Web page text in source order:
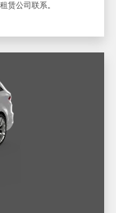
赁公司联系。